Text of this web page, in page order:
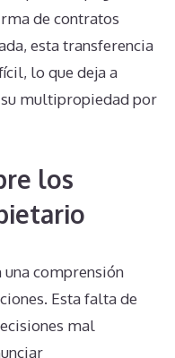
de contratos
esta transferencia
lo que deja a
multipropiedad por
los
comprensión
Esta falta de
mal